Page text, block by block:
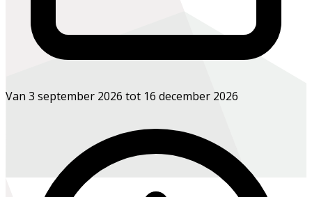
Van 3 september 2026 tot 16 december 2026